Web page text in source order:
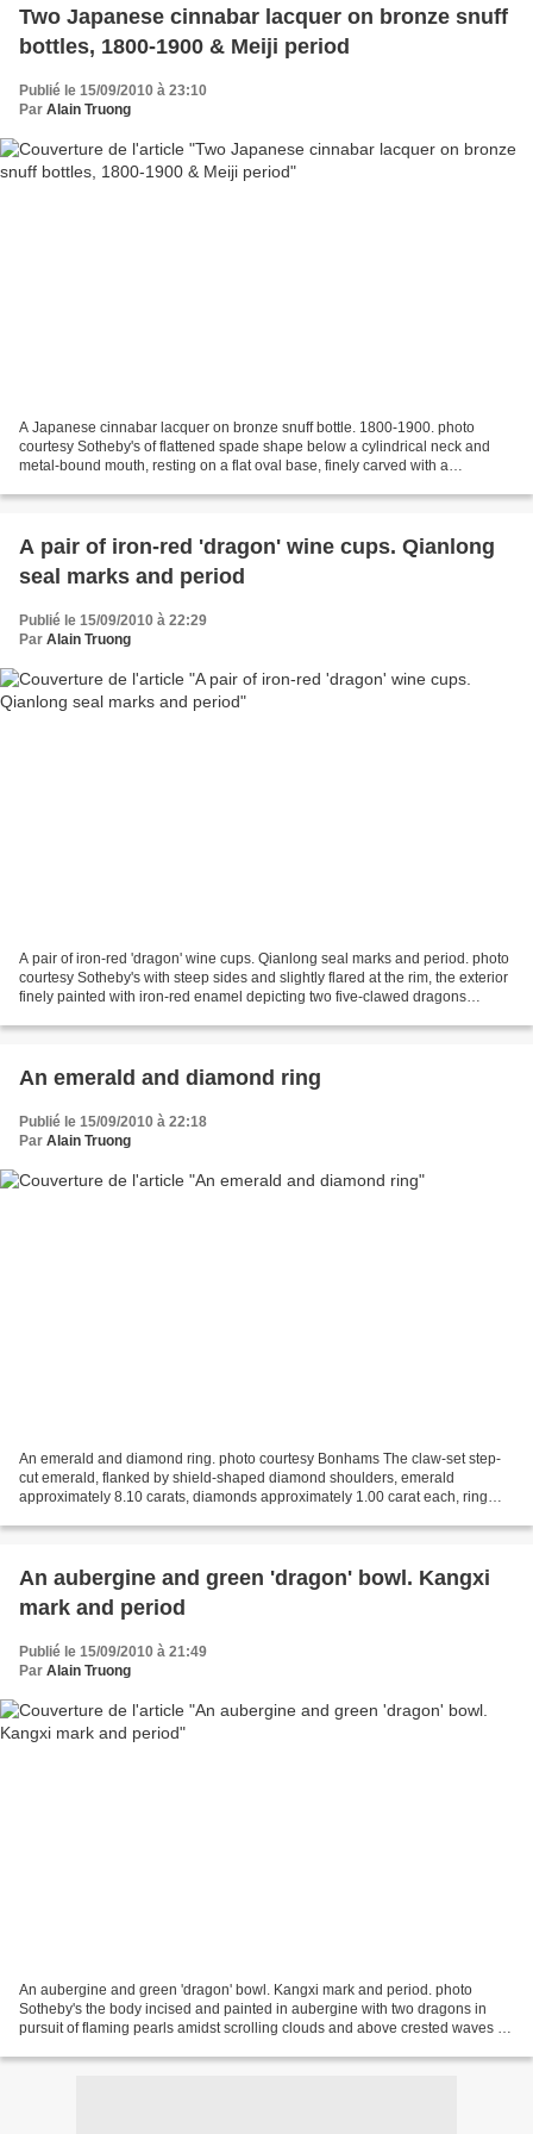
Two Japanese cinnabar lacquer on bronze snuff
bottles, 1800-1900 & Meiji period
Publié le 15/09/2010 à 23:10
Par Alain Truong
A Japanese cinnabar lacquer on bronze snuff bottle. 1800-1900. photo
courtesy Sotheby's of flattened spade shape below a cylindrical neck and
metal-bound mouth, resting on a flat oval base, finely carved with a
A pair of iron-red 'dragon' wine cups. Qianlong
seal marks and period
Publié le 15/09/2010 à 22:29
Par Alain Truong
A pair of iron-red 'dragon' wine cups. Qianlong seal marks and period. photo
courtesy Sotheby's with steep sides and slightly flared at the rim, the exterior
finely painted with iron-red enamel depicting two five-clawed dragons
An emerald and diamond ring
Publié le 15/09/2010 à 22:18
Par Alain Truong
An emerald and diamond ring. photo courtesy Bonhams The claw-set step-
cut emerald, flanked by shield-shaped diamond shoulders, emerald
approximately 8.10 carats, diamonds approximately 1.00 carat each, ring
An aubergine and green 'dragon' bowl. Kangxi
mark and period
Publié le 15/09/2010 à 21:49
Par Alain Truong
An aubergine and green 'dragon' bowl. Kangxi mark and period. photo
Sotheby's the body incised and painted in aubergine with two dragons in
pursuit of flaming pearls amidst scrolling clouds and above crested waves on